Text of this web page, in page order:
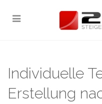
Individuelle
Erstellung